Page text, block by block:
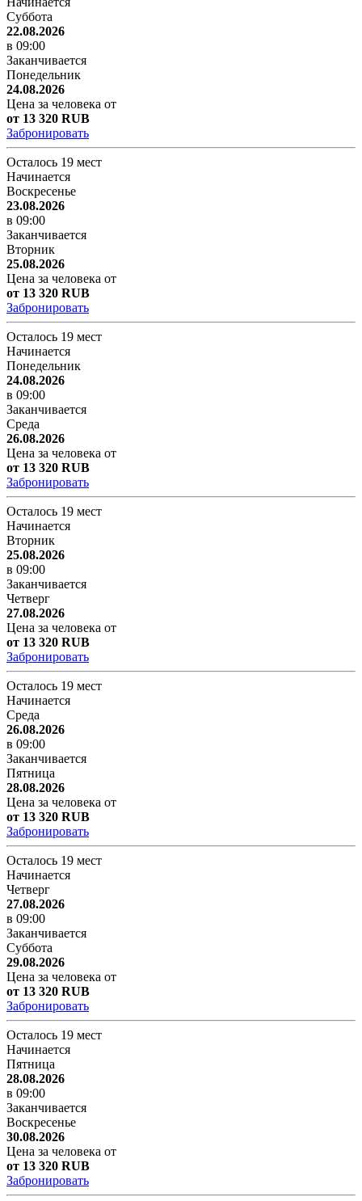
Суббота
22.08.2026
в 09:00
Заканчивается
Понедельник
24.08.2026
Цена за человека от
от 13 320 RUB
Забронировать
Осталось 19 мест
Начинается
Воскресенье
23.08.2026
в 09:00
Заканчивается
Вторник
25.08.2026
Цена за человека от
от 13 320 RUB
Забронировать
Осталось 19 мест
Начинается
Понедельник
24.08.2026
в 09:00
Заканчивается
Среда
26.08.2026
Цена за человека от
от 13 320 RUB
Забронировать
Осталось 19 мест
Начинается
Вторник
25.08.2026
в 09:00
Заканчивается
Четверг
27.08.2026
Цена за человека от
от 13 320 RUB
Забронировать
Осталось 19 мест
Начинается
Среда
26.08.2026
в 09:00
Заканчивается
Пятница
28.08.2026
Цена за человека от
от 13 320 RUB
Забронировать
Осталось 19 мест
Начинается
Четверг
27.08.2026
в 09:00
Заканчивается
Суббота
29.08.2026
Цена за человека от
от 13 320 RUB
Забронировать
Осталось 19 мест
Начинается
Пятница
28.08.2026
в 09:00
Заканчивается
Воскресенье
30.08.2026
Цена за человека от
от 13 320 RUB
Забронировать